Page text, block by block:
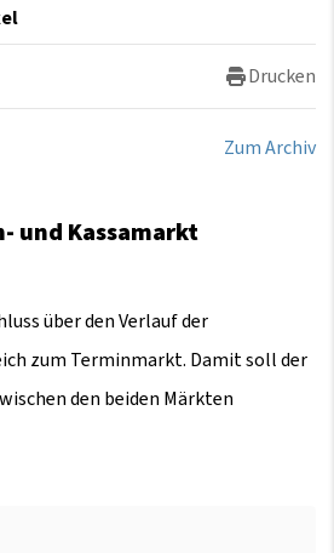
Drucken
Zum Archiv
und Kassamarkt
über den Verlauf der
zum Terminmarkt. Damit soll der
den beiden Märkten